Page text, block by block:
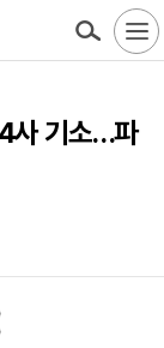
4사 기소…파